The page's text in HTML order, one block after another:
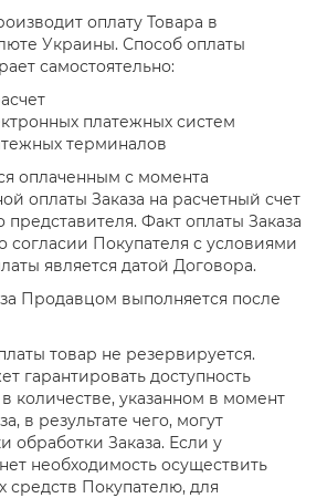
оплату Товара в
Украины. Способ оплаты
самостоятельно:
платежных систем
терминалов
оплаченным с момента
оплаты Заказа на расчетный счет
Факт оплаты Заказа
согласии Покупателя с условиями
является датой Договора.
Продавцом выполняется после
товар не резервируется.
гарантировать доступность
количестве, указанном в момент
в результате чего, могут
обработки Заказа. Если у
необходимость осуществить
средств Покупателю, для